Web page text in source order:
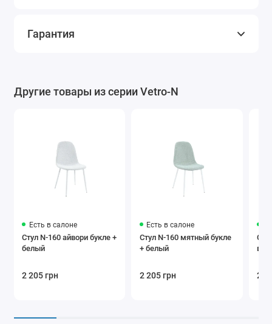
Гарантия
Другие товары из серии Vetro-N
Есть в салоне
Стул N-160 айвори букле +
белый
2 205 грн
Есть в салоне
Стул N-160 мятный букле
+ белый
2 205 грн 2